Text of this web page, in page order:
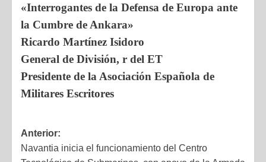
«Interrogantes de la Defensa de Europa ante
la Cumbre de Ankara»
Ricardo Martínez Isidoro
General de División, r del ET
Presidente de la Asociación Española de
Militares Escritores
Anterior:
Navantia inicia el funcionamiento del Centro